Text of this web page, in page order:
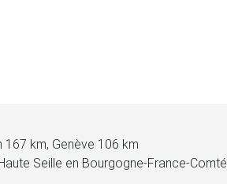
167 km, Genève 106 km
Seille en Bourgogne-France-Comté.